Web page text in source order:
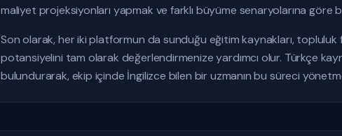
maliyet projeksiyonları yapmak ve farklı büyüme senaryolarına göre
Son olarak, her iki platformun da sunduğu eğitim kaynakları, topluluk
potansiyelini tam olarak değerlendirmenize yardımcı olur. Türkçe
bulundurarak, ekip içinde İngilizce bilen bir uzmanın bu süreci